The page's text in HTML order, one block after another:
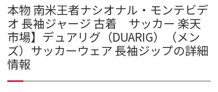
本物 南米王者ナシオナル・モンテビデ
オ 長袖ジャージ 古着 サッカー 楽天
市場】デュアリグ（DUARIG）（メン
ズ）サッカーウェア 長袖ジップの詳細
情報